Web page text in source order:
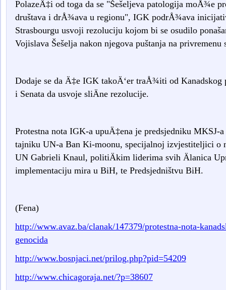
PolazeÄ‡i od toga da se "Šešeljeva patologija moÅ¾e
društava i drÅ¾ava u regionu", IGK podrÅ¾ava
Strasbourgu usvoji rezoluciju kojom bi se osudilo
Vojislava Šešelja nakon njegova puštanja na privremenu
Dodaje se da Ä‡e IGK takoÄ‘er traÅ¾iti od Kanadskog
i Senata da usvoje sliÄne rezolucije.
Protestna nota IGK-a upuÄ‡ena je predsjedniku MKSJ-
tajniku UN-a Ban Ki-moonu, specijalnoj izvjestiteljici o
UN Gabrieli Knaul, politiÄkim liderima svih Älanica
implementaciju mira u BiH, te Predsjedništvu BiH.
(Fena)
http://www.avaz.ba/clanak/147379/protestna-nota-
genocida
http://www.bosnjaci.net/prilog.php?pid=54209
http://www.chicagoraja.net/?p=38607